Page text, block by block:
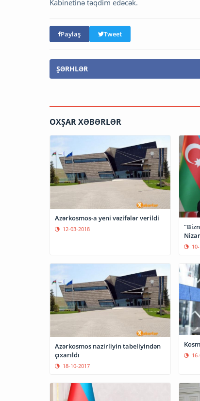
Kabinetinə təqdim edəcək.
Paylaş Tweet
ŞƏRHLƏR
OXŞAR XƏBƏRLƏR
Azərkosmos-a yeni vəzifələr verildi
12-03-2018
Azərkosmos nazirliyin tabeliyindən
çıxarıldı
18-10-2017